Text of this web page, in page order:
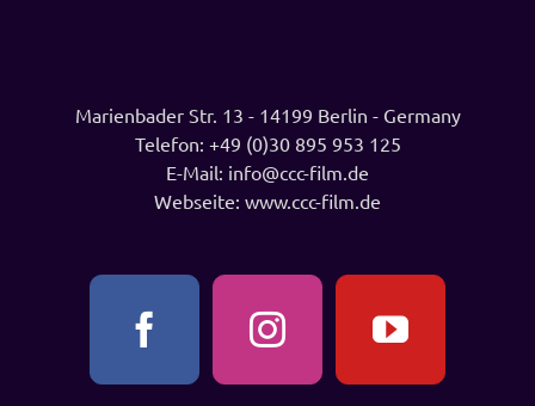
Marienbader Str. 13 - 14199 Berlin - Germany
Telefon: +49 (0)30 895 953 125
E-Mail: info@ccc-film.de
Webseite: www.ccc-film.de